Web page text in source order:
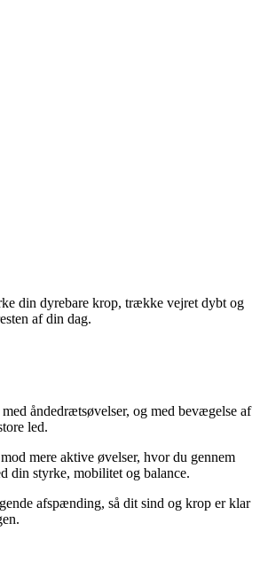
din dyrebare krop, trække vejret dybt og
af din dag.
åndedrætsøvelser, og med bevægelse af
led.
mere aktive øvelser, hvor du gennem
din styrke, mobilitet og balance.
afspænding, så dit sind og krop er klar